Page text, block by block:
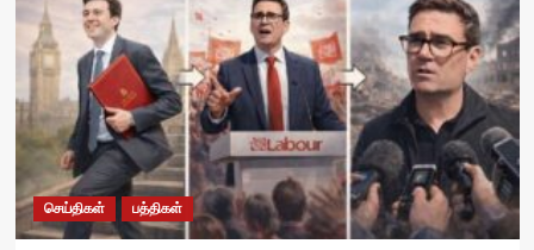
செய்திகள் பத்திகள்